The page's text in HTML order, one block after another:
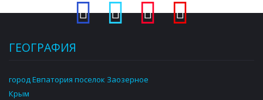
ГЕОГРАФИЯ
город Евпатория поселок Заозерное
Крым